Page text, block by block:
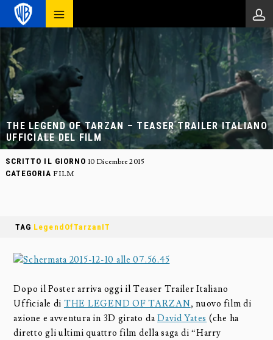
THE LEGEND OF TARZAN – TEASER TRAILER ITALIANO
UFFICIALE DEL FILM
SCRITTO IL GIORNO 10 Dicembre 2015
CATEGORIA FILM
TAG LegendOfTarzanIT
Dopo il Poster arriva oggi il Teaser Trailer Italiano
Ufficiale di THE LEGEND OF TARZAN, nuovo film di
azione e avventura in 3D girato daDavid Yates (che ha
diretto gli ultimi quattro film della saga di “Harry